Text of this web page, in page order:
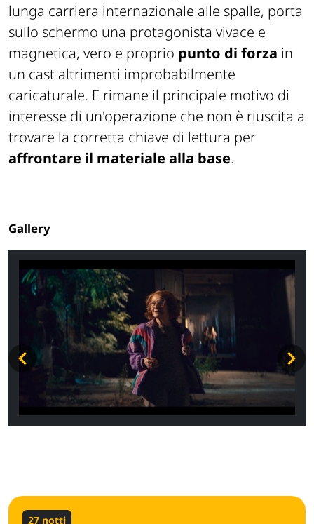
lunga carriera internazionale alle spalle, porta
sullo schermo una protagonista vivace e
magnetica, vero e proprio punto di forza in
un cast altrimenti improbabilmente
caricaturale. E rimane il principale motivo di
interesse di un'operazione che non è riuscita a
trovare la corretta chiave di lettura per
affrontare il materiale alla base.
Gallery
27 notti